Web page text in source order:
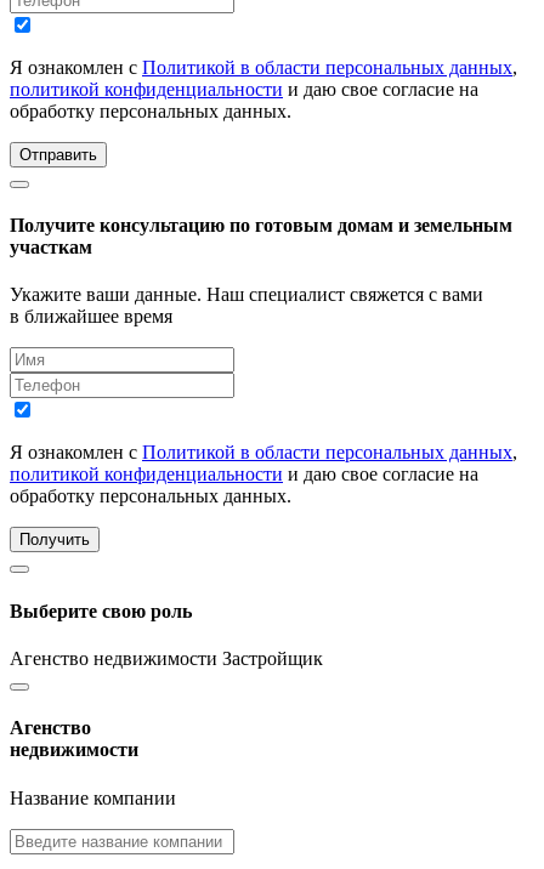
Я ознакомлен с Политикой в области персональных данных,
политикой конфиденциальности и даю свое согласие на
обработку персональных данных.
Отправить
Получите консультацию по готовым домам и земельным
участкам
Укажите ваши данные. Наш специалист свяжется с вами
в ближайшее время
Я ознакомлен с Политикой в области персональных данных,
политикой конфиденциальности и даю свое согласие на
обработку персональных данных.
Получить
Выберите свою роль
Агенство недвижимости Застройщик
Агенство
недвижимости
Название компании